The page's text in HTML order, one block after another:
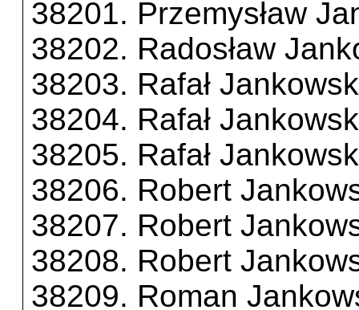
38201. Przemysław
38202. Radosław
38203. Rafał
38204. Rafał
38205. Rafał
38206. Robert
38207. Robert
38208. Robert
38209. Roman